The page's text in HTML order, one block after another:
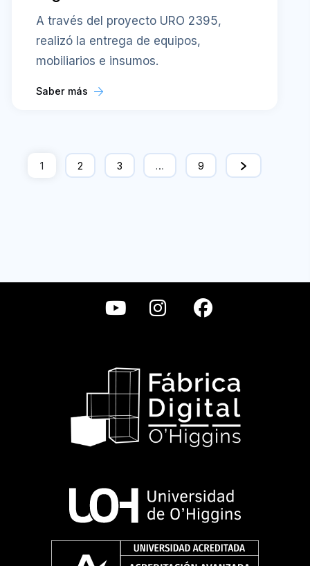
A través del proyecto URO 2395,
realizó la entrega de equipos,
mobiliarios e insumos.
Saber más
1 2 3 … 9